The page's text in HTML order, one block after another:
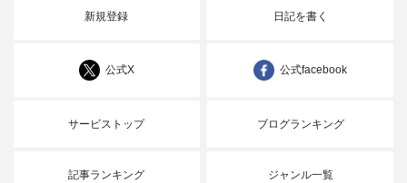
新規登録 日記を書く
公式X 公式facebook
サービストップ ブログランキング
記事ランキング ジャンル一覧